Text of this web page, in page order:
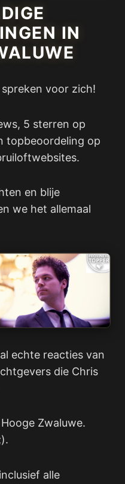
IN
voor zich!
5 sterren op
topbeoordeling op
en blije
we het allemaal
echte reacties van
die Chris
Zwaluwe.
alle